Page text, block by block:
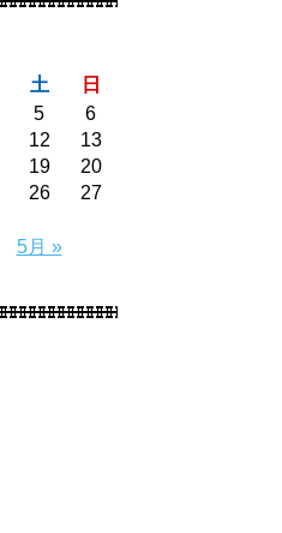
土 日
5月 »
5
6
12
13
19
20
26
27